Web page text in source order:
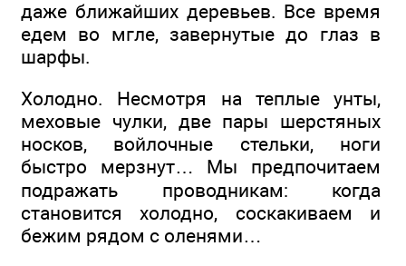
даже ближайших деревьев. Все время
едем во мгле, завернутые до глаз в
шарфы.
Холодно. Несмотря на теплые унты,
меховые чулки, две пары шерстяных
носков, войлочные стельки, ноги
быстро мерзнут… Мы предпочитаем
подражать проводникам: когда
становится холодно, соскакиваем и
бежим рядом с оленями…